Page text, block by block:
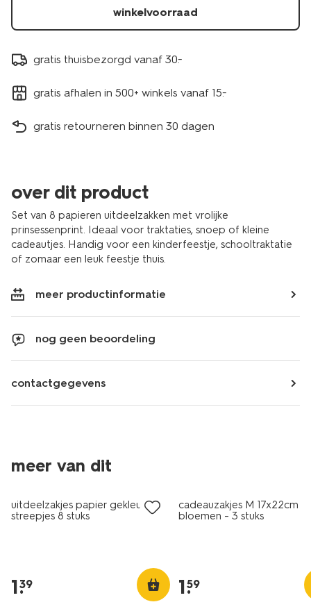
winkelvoorraad
gratis thuisbezorgd vanaf 30.-
gratis afhalen in 500+ winkels vanaf 15.-
gratis retourneren binnen 30 dagen
over dit product
Set van 8 papieren uitdeelzakken met vrolijke
prinsessenprint. Ideaal voor traktaties, snoep of kleine
cadeautjes. Handig voor een kinderfeestje, schooltraktatie
of zomaar een leuk feestje thuis.
meer productinformatie
nog geen beoordeling
contactgegevens
meer van dit
uitdeelzakjes papier gekleurde
streepjes 8 stuks
1.
39
cadeauzakjes M 17x22cm
bloemen - 3 stuks
1.
59